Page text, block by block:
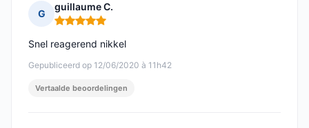
G
guillaume C.
Opmerking: 5 van 5
Gepubliceerd op 12/06/2020 à 11h42
Snel reagerend nikkel
Vertaalde beoordelingen